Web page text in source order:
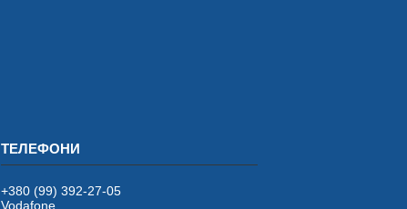
+380 (99) 392-27-05
Vodafone